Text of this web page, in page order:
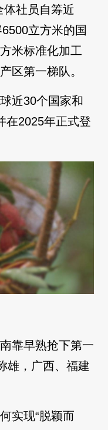
体社员自筹近
立方米的国
米标准化加工
区第一梯队。
近30个国家和
在2025年正式登
靠早熟抢下第一
雄，广西、福建
实现“脱颖而